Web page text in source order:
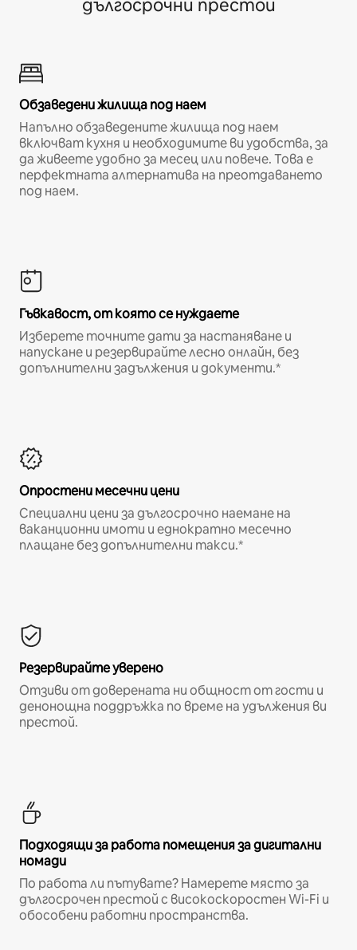
дългосрочни престои
Обзаведени жилища под наем
Напълно обзаведените жилища под наем
включват кухня и необходимите ви удобства, за
да живеете удобно за месец или повече. Това е
перфектната алтернатива на преотдаването
под наем.
Гъвкавост, от която се нуждаете
Изберете точните дати за настаняване и
напускане и резервирайте лесно онлайн, без
допълнителни задължения и документи.*
Опростени месечни цени
Специални цени за дългосрочно наемане на
ваканционни имоти и еднократно месечно
плащане без допълнителни такси.*
Резервирайте уверено
Отзиви от доверената ни общност от гости и
денонощна поддръжка по време на удължения ви
престой.
Подходящи за работа помещения за дигитални
номади
По работа ли пътувате? Намерете място за
дългосрочен престой с високоскоростен Wi-Fi и
обособени работни пространства.